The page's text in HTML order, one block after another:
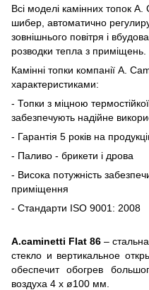
Всі моделі камінних топок
шибер, автоматично
зовнішнього повітря і
розводки тепла з приміщень.
Камінні топки компанії A.
характеристиками:
- Топки з міцною
забезпечують надійне
- Гарантія 5 років на
- Паливо - брикети і дрова
- Висока потужність
приміщення
- Стандарти ISO 9001: 2008
A.caminetti Flat 86 –
стекло и вертикальное
обеспечит обогрев
воздуха 4 x ø100 мм.